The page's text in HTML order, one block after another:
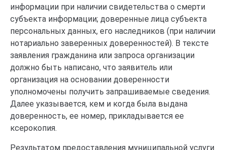
информации при наличии свидетельства о смерти
субъекта информации; доверенные лица субъекта
персональных данных, его наследников (при наличии
нотариально заверенных доверенностей). В тексте
заявления гражданина или запроса организации
должно быть написано, что заявитель или
организация на основании доверенности
уполномочены получить запрашиваемые сведения.
Далее указывается, кем и когда была выдана
доверенность, ее номер, прикладывается ее
ксерокопия.
Результатом предоставления муниципальной услуги